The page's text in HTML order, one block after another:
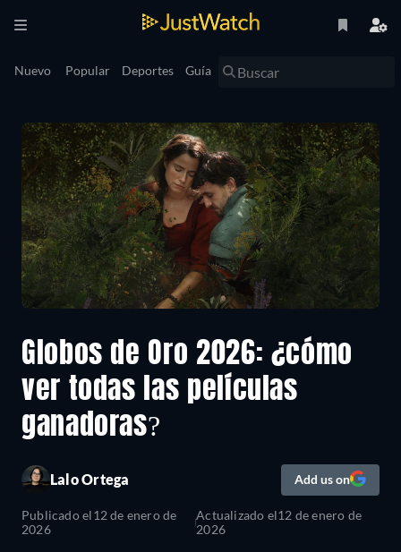
Nuevo Popular Deportes Guía
Globos de Oro 2026: ¿cómo
ver todas las películas
ganadoras?
Lalo Ortega Add us on
Publicado el12 de enero de
2026
Actualizado el12 de enero de
2026